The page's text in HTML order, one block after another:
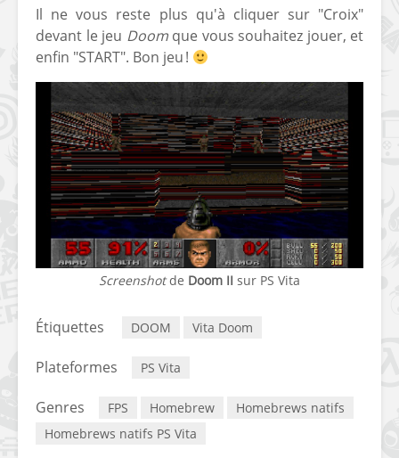
Il ne vous reste plus qu'à cliquer sur "Croix"
devant le jeu Doomque vous souhaitez jouer, et
enfin "START". Bon jeu !
Screenshotde Doom II sur PS Vita
Étiquettes DOOM Vita Doom
Plateformes PS Vita
Genres FPS Homebrew
Homebrews natifs
Homebrews natifs PS Vita